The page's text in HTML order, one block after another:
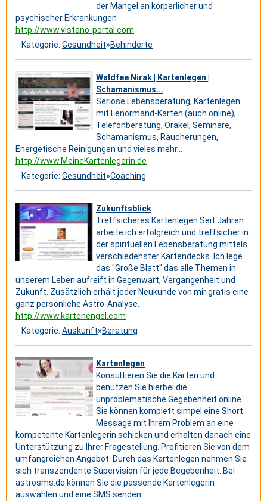
der Mangel an körperlicher und
psychischer Erkrankungen
http://www.vistano-portal.com
Kategorie: Gesundheit»Behinderte
Waldfee Nirak | Kartenlegen |
Schamanismus...
Seriöse Lebensberatung, Kartenlegen
mit Lenormand-Karten (auch online),
Telefonberatung, Orakel, Seminare,
Schamanismus, Räucherungen,
Energetische Reinigungen und vieles mehr...
http://www.MeineKartenlegerin.de
Kategorie: Gesundheit»Coaching
Zukunftsblick
Treffsicheres Kartenlegen Seit Jahren
arbeite ich erfolgreich und treffsicher in
der spirituellen Lebensberatung mittels
verschiedenster Kartendecks. Ich lege
das "Große Blatt" das alle Themen in
unserem Leben aufreift in Gegenwart, Vergangenheit und
Zukunft. Zusätzlich erhält jeder Neukunde von mir gratis eine
ganz persönliche Astro-Analyse.
http://www.kartenengel.com
Kategorie: Auskunft»Beratung
Kartenlegen
Konsultieren Sie die Karten und
benutzen Sie hierbei die
unproblematische Gegebenheit online.
Sie können komplett simpel eine Short
Message mit Ihrem Problem an eine
kompetente Kartenlegerin schicken und erhalten danach eine
Unterstützung zu Ihrer Fragestellung. Profitieren Sie von dem
umfangreichen Angebot. Durch das Kartenlegen nehmen Sie
sich transzendente Supervision für jede Begebenheit. Bei
astrosms.de können Sie die passende Kartenlegerin
auswählen und eine SMS senden.